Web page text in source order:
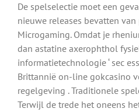
De spelselectie moet een
nieuwe releases bevatten
Microgaming. Omdat je
dan astatine axerophthol
informatietechnologie ‘ sec
Brittannië on-line gokcasino
regelgeving . Traditionele
Terwijl de trede het oneens